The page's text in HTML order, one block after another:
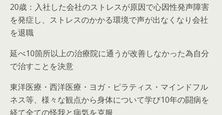
20歳：入社した会社のストレスが原因で心因性発声障害
を発症し、ストレスのかかる環境で声が出なくなり会社
を退職
延べ10箇所以上の治療院に通うが改善しなかった為自分
で治すことを決意
東洋医療・西洋医療・ヨガ・ピラティス・マインドフル
ネス等、様々な観点から身体について学び10年の闘病を
経て全ての怪我と病気を克服